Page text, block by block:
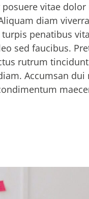
vitae dolor
diam
penatibus
sed faucibus.
rutrum
Accumsan